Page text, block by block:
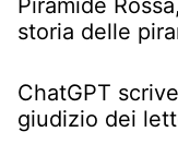
Piramide
storia delle
ChatGPT
giudizio dei